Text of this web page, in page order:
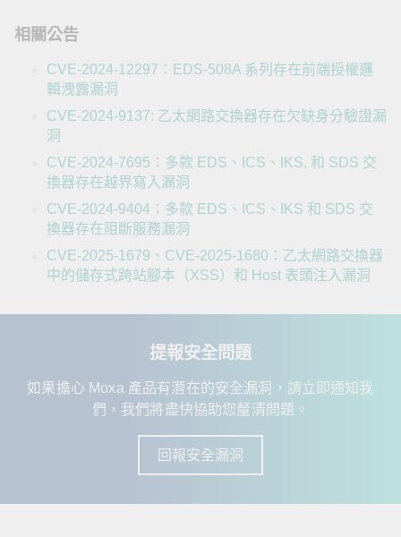
相關公告
CVE-2024-12297：EDS-508A 系列存在前端授權邏
輯洩露漏洞
CVE-2024-9137: 乙太網路交換器存在欠缺身分驗證漏
洞
CVE-2024-7695：多款 EDS、ICS、IKS, 和 SDS 交
換器存在越界寫入漏洞
CVE-2024-9404：多款 EDS、ICS、IKS 和 SDS 交
換器存在阻斷服務漏洞
CVE-2025-1679、CVE-2025-1680：乙太網路交換器
中的儲存式跨站腳本（XSS）和 Host 表頭注入漏洞
提報安全問題
如果擔心 Moxa 產品有潛在的安全漏洞，請立即通知我
們，我們將盡快協助您釐清問題。
回報安全漏洞